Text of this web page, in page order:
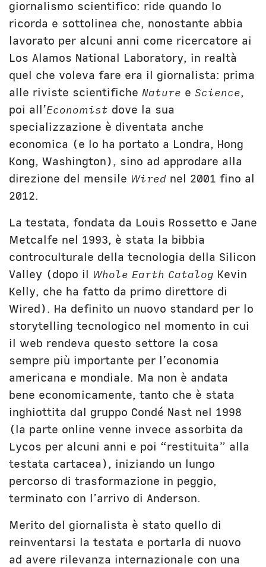
giornalismo scientifico: ride quando lo
ricorda e sottolinea che, nonostante abbia
lavorato per alcuni anni come ricercatore ai
Los Alamos National Laboratory, in realtà
quel che voleva fare era il giornalista: prima
alle riviste scientifiche Nature e Science,
poi all’Economist dove la sua
specializzazione è diventata anche
economica (e lo ha portato a Londra, Hong
Kong, Washington), sino ad approdare alla
direzione del mensile Wired nel 2001 fino al
2012.
La testata, fondata da Louis Rossetto e Jane
Metcalfe nel 1993, è stata la bibbia
controculturale della tecnologia della Silicon
Valley (dopo il Whole Earth Catalog Kevin
Kelly, che ha fatto da primo direttore di
Wired). Ha definito un nuovo standard per lo
storytelling tecnologico nel momento in cui
il web rendeva questo settore la cosa
sempre più importante per l’economia
americana e mondiale. Ma non è andata
bene economicamente, tanto che è stata
inghiottita dal gruppo Condé Nast nel 1998
(la parte online venne invece assorbita da
Lycos per alcuni anni e poi “restituita” alla
testata cartacea), iniziando un lungo
percorso di trasformazione in peggio,
terminato con l’arrivo di Anderson.
Merito del giornalista è stato quello di
reinventarsi la testata e portarla di nuovo
ad avere rilevanza internazionale con una